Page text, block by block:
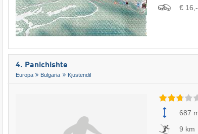
€ 16,-
4. Panichishte
Europa Bulgaria Kjustendil
687
9 km